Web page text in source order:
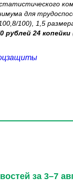
для
100), 1,5
рублей 24 копейки
за 3–7